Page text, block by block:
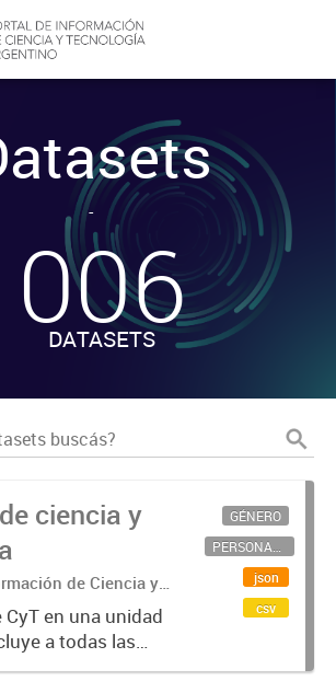
-
006
DATASETS
ciencia y
de Ciencia y
(SICYTAR)
CyT en una unidad
a todas las
GÉNERO
PERSONAL CIENTÍFICO-TECNOLÓGICO
json
csv